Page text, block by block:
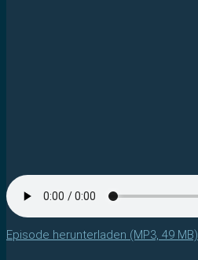
Episode herunterladen (MP3, 49 MB)